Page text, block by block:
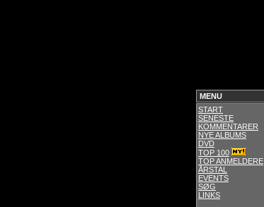
MENU
START
SENESTE
KOMMENTARER
NYE ALBUMS
DVD
TOP 100
TOP ANMELDERE
ÅRSTAL
EVENTS
SØG
LINKS